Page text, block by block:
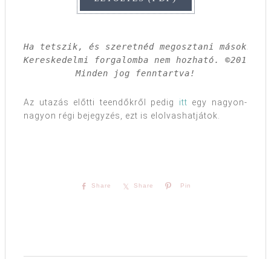
Ha tetszik, és szeretnéd megosztani
Kereskedelmi forgalomba nem hozható. ©2011
Minden jog fenntartva!
Az utazás előtti teendőkről pedig itt egy nagyon-
nagyon régi bejegyzés, ezt is elolvashatjátok.
Share Share Pin